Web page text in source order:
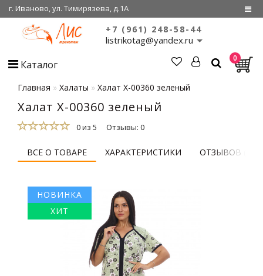
г. Иваново, ул. Тимирязева, д.1А
Регистрация
Войти
О нас
+7 (961) 248-58-44
listrikotag@yandex.ru
Каталог 0
Главная Халаты Халат Х-00360 зеленый
Халат Х-00360 зеленый
0 из 5 Отзывы: 0
ВСЕ О ТОВАРЕ ХАРАКТЕРИСТИКИ ОТЗЫВОВ (0)
НОВИНКА
ХИТ